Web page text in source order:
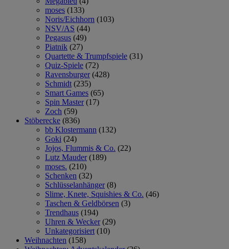
moses (133)
Noris/Eichhorn (103)
NSV/AS (44)
Pegasus (49)
Piatnik (27)
Quartette & Trumpfspiele (31)
Quiz-Spiele (72)
Ravensburger (428)
Schmidt (235)
Smart Games (65)
Spin Master (17)
Zoch (59)
Stöberecke (836)
bb Klostermann (132)
Goki (24)
Jojos, Flummis & Co. (22)
Lutz Mauder (189)
moses. (210)
Schenken (32)
Schlüsselanhänger (8)
Slime, Knete, Squishies & Co. (46)
Taschen & Geldbörsen (3)
Trendhaus (194)
Uhren & Wecker (29)
Unkategorisiert (10)
Weihnachten (158)